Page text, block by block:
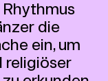
die
ein, um
religiöser